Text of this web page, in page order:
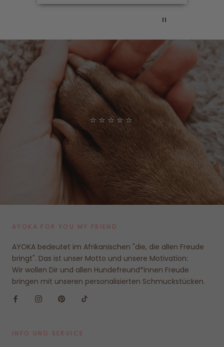
⭐⭐⭐⭐⭐
AYOKA FOR YOU MY FRIEND
AYOKA bedeutet im Afrikanischen "die, die allen Freude
bringt". Das ist unser Motto und unsere Motivation:
Wir wollen Dir und allen Hundefreund*innen Freude
bringen mit unseren personalisierten Schmuckstücken.
INFO UND SERVICE